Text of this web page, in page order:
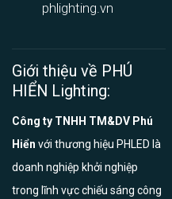
phlighting.vn
Giới thiệu về PHÚ
HIỂN Lighting:
Công ty TNHH TM&DV Phú
Hiển với thương hiệu PHLED là
doanh nghiệp khởi nghiệp
trong lĩnh vực chiếu sáng công